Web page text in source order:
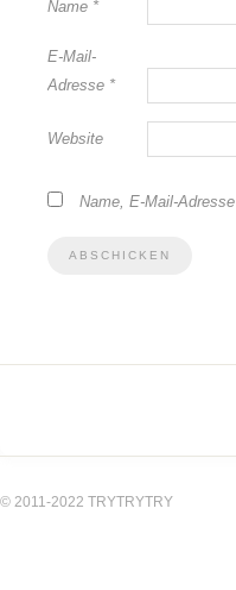
Name *
E-Mail-
Adresse *
Website
Name, E-Mail-
© 2011-2022 TRYTRYTRY